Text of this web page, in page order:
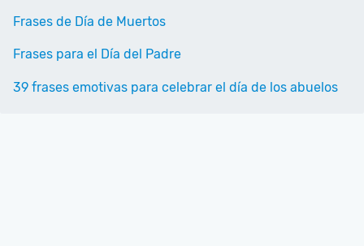
Frases de Día de Muertos
Frases para el Día del Padre
39 frases emotivas para celebrar el día de los abuelos